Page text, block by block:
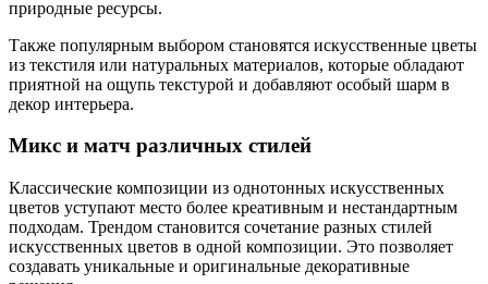
природные ресурсы.
Также популярным выбором становятся искусственные цветы
из текстиля или натуральных материалов, которые обладают
приятной на ощупь текстурой и добавляют особый шарм в
декор интерьера.
Микс и матч различных стилей
Классические композиции из однотонных искусственных
цветов уступают место более креативным и нестандартным
подходам. Трендом становится сочетание разных стилей
искусственных цветов в одной композиции. Это позволяет
создавать уникальные и оригинальные декоративные